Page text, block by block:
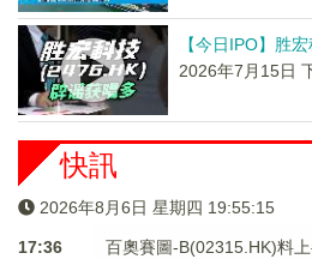
【今日IPO】胜
2026年7月15日
快訊
2026年8月6日 星期四 19:55:16
17:36
百奧賽圖-B(02315.HK)料